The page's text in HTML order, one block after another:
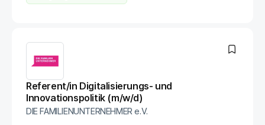
Referent/in Digitalisierungs- und
Innovationspolitik (m/w/d)
DIE FAMILIENUNTERNEHMER e.V.